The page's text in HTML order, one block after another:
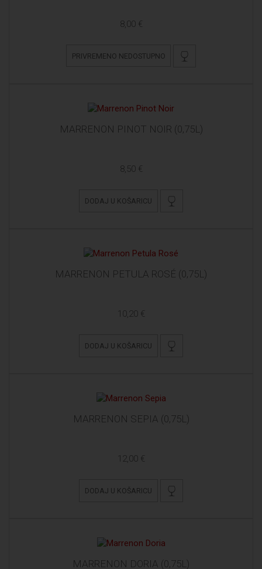
8,00 €
PRIVREMENO NEDOSTUPNO
MARRENON PINOT NOIR (0,75L)
8,50 €
DODAJ U KOŠARICU
MARRENON PETULA ROSÉ (0,75L)
10,20 €
DODAJ U KOŠARICU
MARRENON SEPIA (0,75L)
12,00 €
DODAJ U KOŠARICU
MARRENON DORIA (0,75L)